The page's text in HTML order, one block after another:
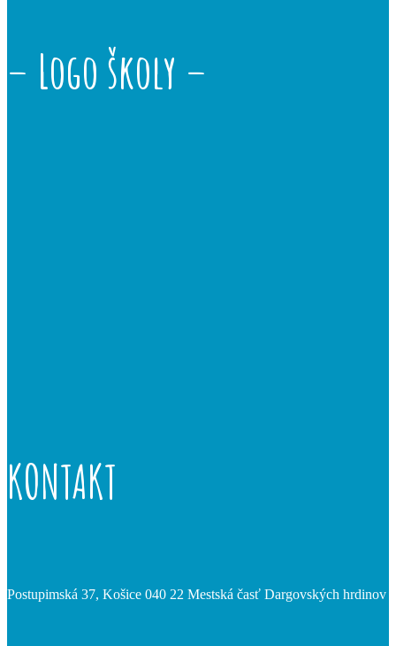
– Logo školy –
KONTAKT
Postupimská 37, Košice 040 22 Mestská časť Dargovských hrdinov